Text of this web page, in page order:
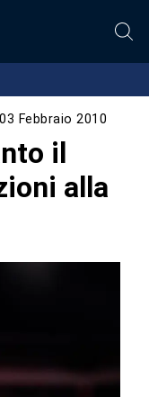
03 Febbraio 2010
il
alla